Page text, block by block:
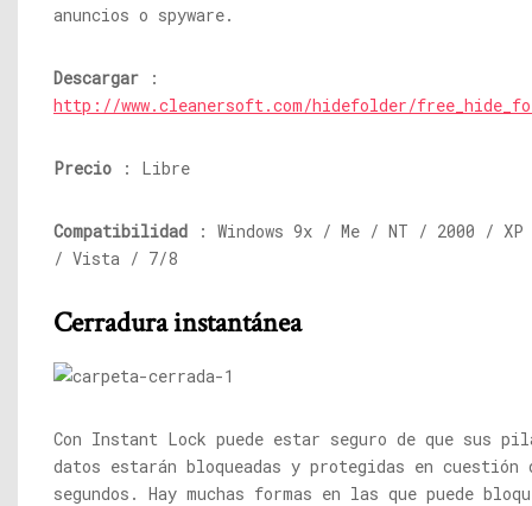
anuncios o spyware.
Descargar :
http://www.cleanersoft.com/hidefolder/
Precio : Libre
Compatibilidad : Windows 9x / Me / NT / 2000 / XP
/ Vista / 7/8
Cerradura instantánea
Con Instant Lock puede estar seguro de que sus
datos estarán bloqueadas y protegidas en cuestión
segundos. Hay muchas formas en las que puede